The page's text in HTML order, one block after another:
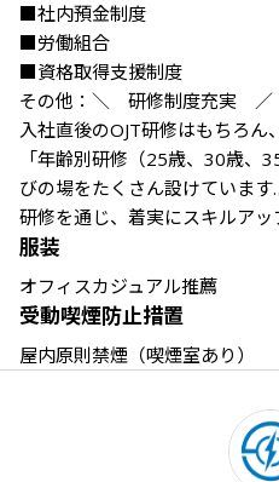
■社内預金制度
■労働組合
■資格取得支援制度
その他：＼　研修制度充実　／
入社直後のOJT研修はもちろん
「年齢別研修（25歳、30歳、
びの場をたくさん設けています
研修を通じ、着実にスキルア
服装
オフィスカジュアル推薦
受動喫煙防止措置
屋内原則禁煙（喫煙室あり）